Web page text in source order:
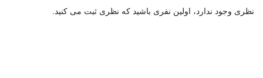
نظری وجود ندارد، اولین نفری باشید که نظری ثبت می کنید.